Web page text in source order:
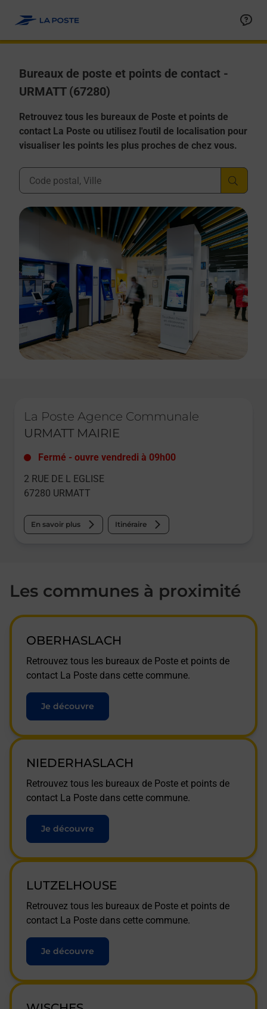
Bureaux de poste et points de contact -
URMATT (67280)
Retrouvez tous les bureaux de Poste et points de
contact La Poste ou utilisez l'outil de localisation pour
visualiser les points les plus proches de chez vous.
Ville, Département, Code Postal
La Poste Agence Communale
URMATT MAIRIE
Fermé - ouvre vendredi à 09h00
2 RUE DE L EGLISE
67280 URMATT
En savoir plus Itinéraire
Les communes à proximité
OBERHASLACH
Retrouvez tous les bureaux de Poste et points de
contact La Poste dans cette commune.
Je découvre
NIEDERHASLACH
Retrouvez tous les bureaux de Poste et points de
contact La Poste dans cette commune.
Je découvre
LUTZELHOUSE
Retrouvez tous les bureaux de Poste et points de
contact La Poste dans cette commune.
Je découvre